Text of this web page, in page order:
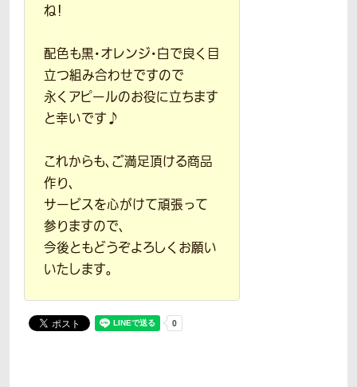
ね！
配色も黒・オレンジ・白で良く目
立つ組み合わせですので
永くアピールのお役に立ちます
と幸いです♪
これからも、ご満足頂ける商品
作り、
サービスを心がけて頑張って
参りますので、
今後ともどうぞよろしくお願い
いたします。